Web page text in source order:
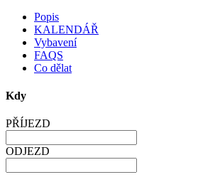
Popis
KALENDÁŘ
Vybavení
FAQS
Co dělat
Kdy
PŘÍJEZD
ODJEZD